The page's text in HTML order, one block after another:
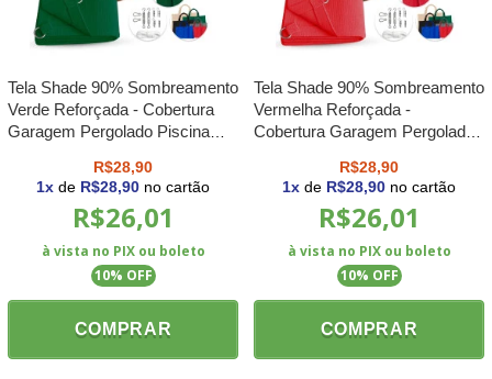
Tela Shade 90% Sombreamento
Verde Reforçada - Cobertura
Garagem Pergolado Piscina
R$28,90
1x de R$28,90 no cartão
R$26,01
à vista no PIX ou boleto
10% OFF
COMPRAR
Tela Shade 90% Sombreamento
Vermelha Reforçada -
Cobertura Garagem Pergolado
R$28,90
1x de R$28,90 no cartão
R$26,01
à vista no PIX ou boleto
10% OFF
COMPRAR